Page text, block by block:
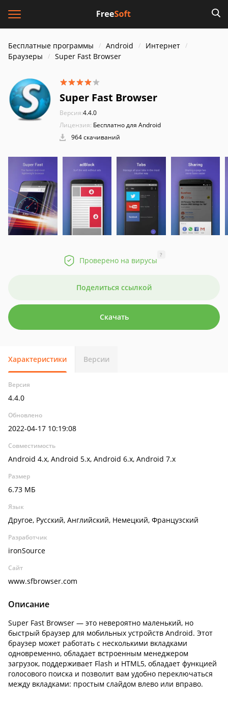
Бесплатные программы Android
Интернет
Браузеры
Super Fast Browser
Super Fast Browser
Версия:4.4.0
Лицензия: Бесплатно для Android
964 скачиваний
Проверено на вирусы
?
Поделиться ссылкой
Скачать
Характеристики Версии
Версия
4.4.0
Обновлено
2022-04-17 10:19:08
Совместимость
Android 4.x, Android 5.x, Android 6.x, Android 7.x
Размер
6.73 МБ
Язык
Другое, Русский, Английский, Немецкий, Французский
Разработчик
ironSource
Сайт
www.sfbrowser.com
Описание
Super Fast Browser — это невероятно маленький, но
быстрый браузер для мобильных устройств Android. Этот
браузер может работать с несколькими вкладками
одновременно, обладает встроенным менеджером
загрузок, поддерживает Flash и HTML5, обладает функцией
голосового поиска и позволит вам удобно переключаться
между вкладками: простым слайдом влево или вправо.